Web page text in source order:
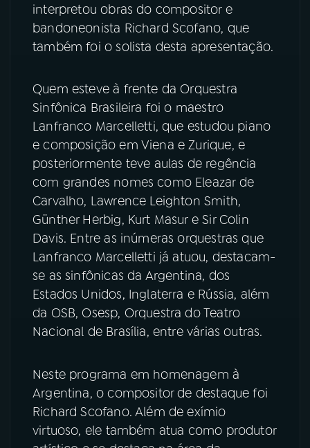
TikTok
interpretou obras do compositor e
bandoneonista Richard Scofano, que
também foi o solista desta apresentação.
Quem esteve à frente da Orquestra
Sinfônica Brasileira foi o maestro
Lanfranco Marcelletti, que estudou piano
e composição em Viena e Zurique, e
posteriormente teve aulas de regência
com grandes nomes como Eleazar de
Carvalho, Lawrence Leighton Smith,
Günther Herbig, Kurt Masur e Sir Colin
Davis. Entre as inúmeras orquestras que
Lanfranco Marcelletti já atuou, destacam-
se as sinfônicas da Argentina, dos
Estados Unidos, Inglaterra e Rússia, além
da OSB, Osesp, Orquestra do Teatro
Nacional de Brasília, entre várias outras.
Neste programa em homenagem à
Argentina, o compositor de destaque foi
Richard Scofano. Além de exímio
virtuoso, ele também atua como produtor